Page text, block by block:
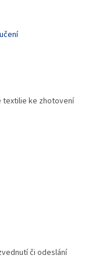
textilie ke zhotovení
či odeslání